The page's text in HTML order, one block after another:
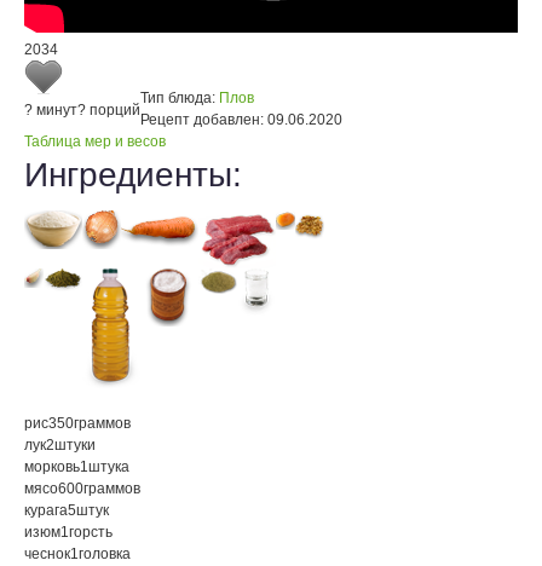
2034
? минут? порций
Тип блюда: Плов
Рецепт добавлен: 09.06.2020
Таблица мер и весов
Ингредиенты:
рис350граммов
лук2штуки
морковь1штука
мясо600граммов
курага5штук
изюм1горсть
чеснок1головка